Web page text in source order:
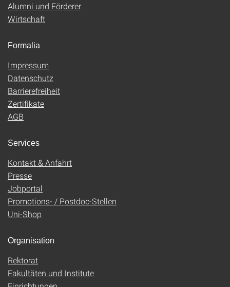
Alumni und Förderer
Wirtschaft
Formalia
Impressum
Datenschutz
Barrierefreiheit
Zertifikate
AGB
Services
Kontakt & Anfahrt
Presse
Jobportal
Promotions- / Postdoc-Stellen
Uni-Shop
Organisation
Rektorat
Fakultäten und Institute